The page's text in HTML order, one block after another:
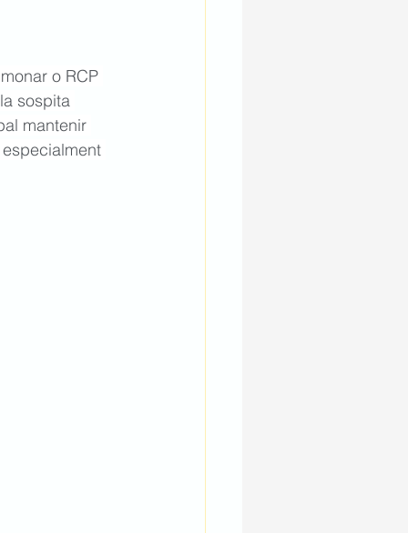
o RCP
sospita
mantenir